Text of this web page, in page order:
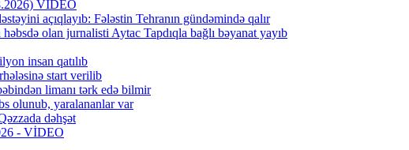
VİDEO
açıqlayıb: Fələstin Tehranın gündəmində qalır
olan jurnalisti Aytac Tapdıqla bağlı bəyanat yayıb
insan qatılıb
start verilib
limanı tərk edə bilmir
olunub, yaralananlar var
dəhşət
- VİDEO